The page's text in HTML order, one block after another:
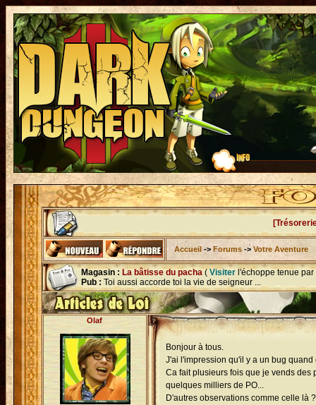
Accueil -> Forums -> Votre Aventure
Magasin : La bâtisse du pacha ( Visiter l'échoppe tenue par
Pub : Toi aussi accorde toi la vie de seigneur ...
Olaf
Bonjour à tous.
J'ai l'impression qu'il y a un bug
Ca fait plusieurs fois que je vends des
quelques milliers de PO...
D'autres observations comme celle là ?